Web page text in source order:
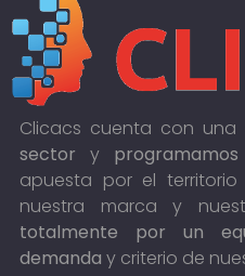
Clicacs cuenta con una
sector y
apuesta por el
nuestra marca y
totalmente por un
demanda y criterio de